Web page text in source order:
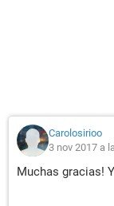
Carolosirioo
3 nov 2017 a
Muchas gracias!